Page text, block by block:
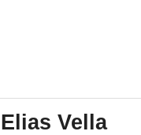
Elias Vella